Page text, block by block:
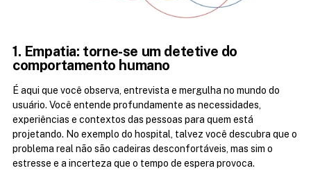
1. Empatia: torne-se um detetive do
comportamento humano
É aqui que você observa, entrevista e mergulha no mundo do
usuário. Você entende profundamente as necessidades,
experiências e contextos das pessoas para quem está
projetando. No exemplo do hospital, talvez você descubra que o
problema real não são cadeiras desconfortáveis, mas sim o
estresse e a incerteza que o tempo de espera provoca.